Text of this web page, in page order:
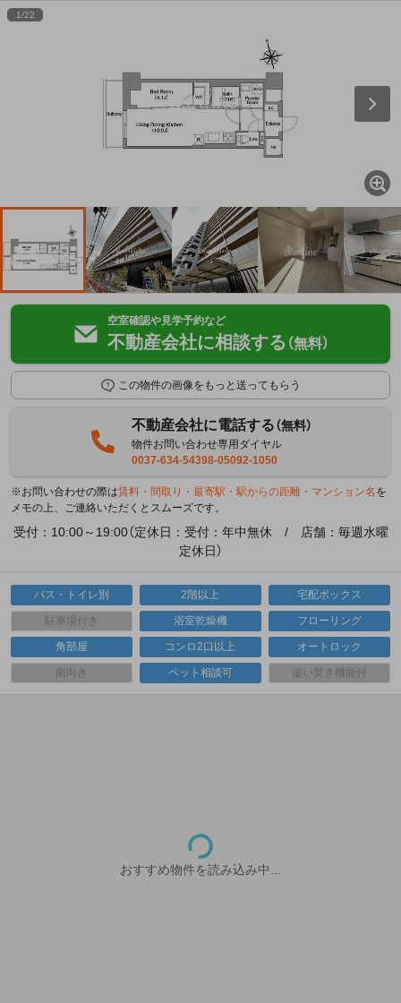
1/22
空室確認や見学予約など
不動産会社に相談する （無料）
この物件の画像をもっと送ってもらう
不動産会社に電話する（無料）
物件お問い合わせ専用ダイヤル
0037-634-54398-05092-1050
※お問い合わせの際は賃料・間取り・最寄駅・駅からの距離・マンション名 を
メモの上、ご連絡いただくとスムーズです。
受付：10:00～19:00（定休日：受付：年中無休 / 店舗：毎週水曜
定休日）
バス・トイレ別 2階以上 宅配ボックス
駐車場付き 浴室乾燥機 フローリング
角部屋 コンロ2口以上 オートロック
南向き ペット相談可 追い焚き機能付
おすすめ物件を読み込み中...